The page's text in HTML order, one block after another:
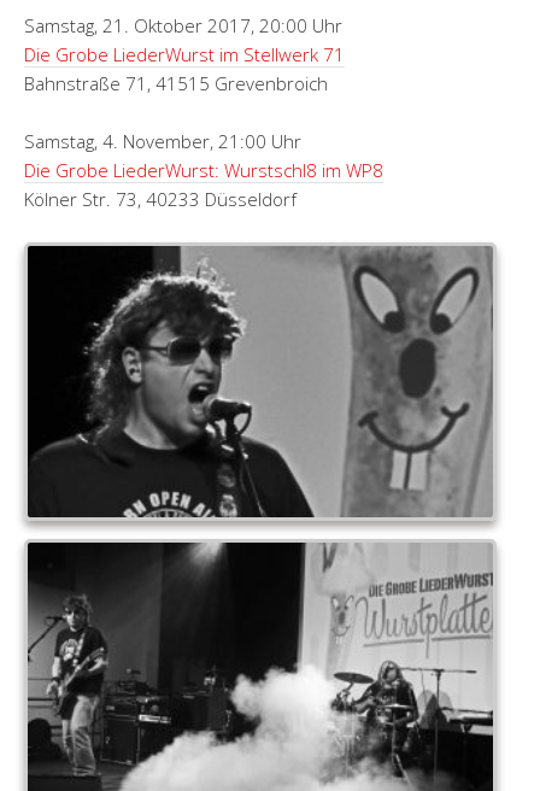
Samstag, 21. Oktober 2017, 20:00 Uhr
Die Grobe LiederWurst im Stellwerk 71
Bahnstraße 71, 41515 Grevenbroich
Samstag, 4. November, 21:00 Uhr
Die Grobe LiederWurst: Wurstschl8 im WP8
Kölner Str. 73, 40233 Düsseldorf